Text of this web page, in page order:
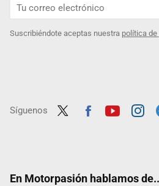
Suscribiéndote aceptas nuestra política de
Síguenos
En Motorpasión hablamos